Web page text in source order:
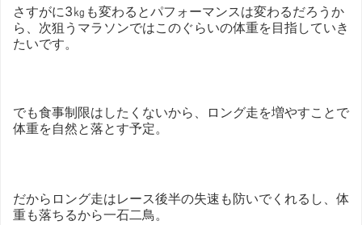
さすがに3㎏も変わるとパフォーマンスは変わるだろうか
ら、次狙うマラソンではこのぐらいの体重を目指していき
たいです。
でも食事制限はしたくないから、ロング走を増やすことで
体重を自然と落とす予定。
だからロング走はレース後半の失速も防いでくれるし、体
重も落ちるから一石二鳥。